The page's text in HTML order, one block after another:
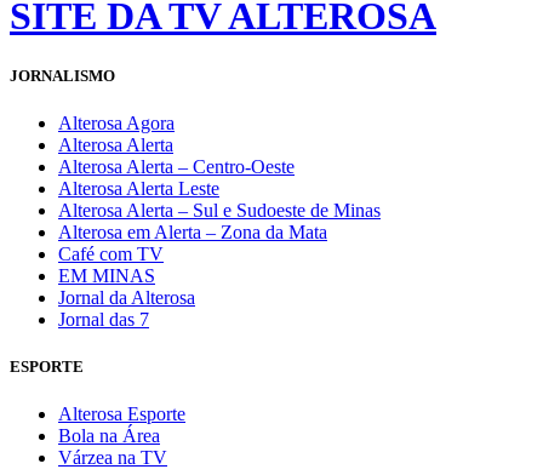
SITE DA TV ALTEROSA
JORNALISMO
Alterosa Agora
Alterosa Alerta
Alterosa Alerta – Centro-Oeste
Alterosa Alerta Leste
Alterosa Alerta – Sul e Sudoeste de Minas
Alterosa em Alerta – Zona da Mata
Café com TV
EM MINAS
Jornal da Alterosa
Jornal das 7
ESPORTE
Alterosa Esporte
Bola na Área
Várzea na TV